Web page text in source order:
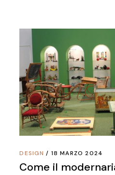
DESIGN 18 MARZO 2024
Come il